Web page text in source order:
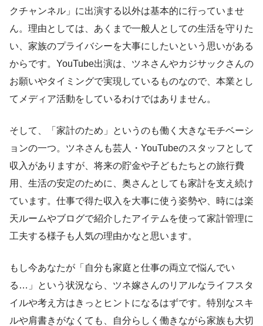
クチャンネル」に出演する以外は基本的に行っていませ
ん。理由としては、あくまで一般人としての生活を守りた
い、家族のプライバシーを大事にしたいという思いがある
からです。YouTube出演は、ツネさんやカジサックさんの
お願いやタイミングで実現しているものなので、本業とし
てメディア活動をしているわけではありません。
そして、「家計のため」というのも働く大きなモチベーシ
ョンの一つ。ツネさんも芸人・YouTubeのスタッフとして
収入がありますが、将来の貯金や子どもたちとの旅行費
用、生活の安定のために、奥さんとしても家計を支え続け
ています。仕事で得た収入を大事に使う姿勢や、時には楽
天ルームやブログで紹介したアイテムを使って家計管理に
工夫する様子も人気の理由かなと思います。
もし今あなたが「自分も家庭と仕事の両立で悩んでい
る…」という状況なら、ツネ嫁さんのリアルなライフスタ
イルや考え方はきっとヒントになるはずです。特別なスキ
ルや肩書きがなくても、自分らしく働きながら家族も大切